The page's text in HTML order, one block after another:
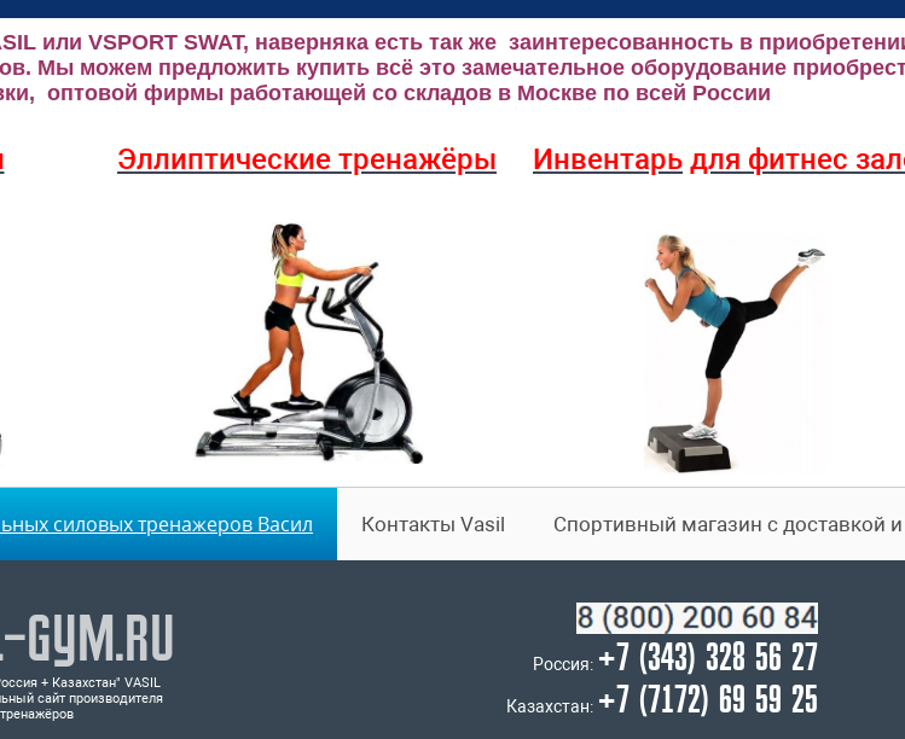
или VSPORT SWAT, наверняка есть так же заинтересованность в
Мы можем предложить купить всё это замечательное оборудование
оптовой фирмы работающей со складов в Москве по всей России
Эллиптические тренажёры Инвентарь для фитнес
силовых тренажеров Васил Контакты Vasil Спортивный магазин с доставкой
Россия: +7 (343) 328 56 27
Казахстан: +7 (7172) 69 59 25
Gym.ru
+ Казахстан" VASIL
сайт производителя
тренажёров